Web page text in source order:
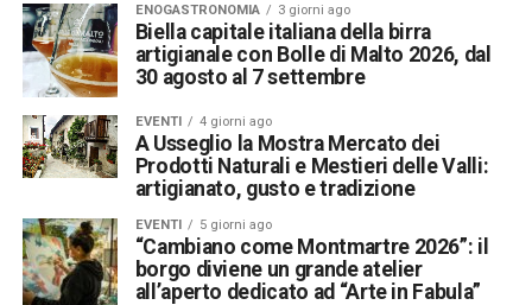
ENOGASTRONOMIA 3 giorni ago
Biella capitale italiana della birra
artigianale con Bolle di Malto 2026, dal
30 agosto al 7 settembre
EVENTI 4 giorni ago
A Usseglio la Mostra Mercato dei
Prodotti Naturali e Mestieri delle Valli:
artigianato, gusto e tradizione
EVENTI 5 giorni ago
“Cambiano come Montmartre 2026”: il
borgo diviene un grande atelier
all’aperto dedicato ad “Arte in Fabula”